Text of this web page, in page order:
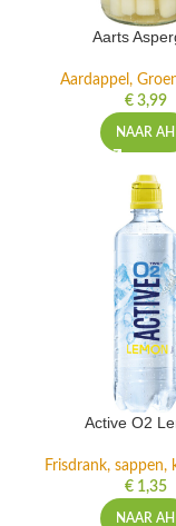
Aarts
Aardappel,
€3,99
NAAR AH
Active O2
Frisdrank, sappen,
€1,35
NAAR AH